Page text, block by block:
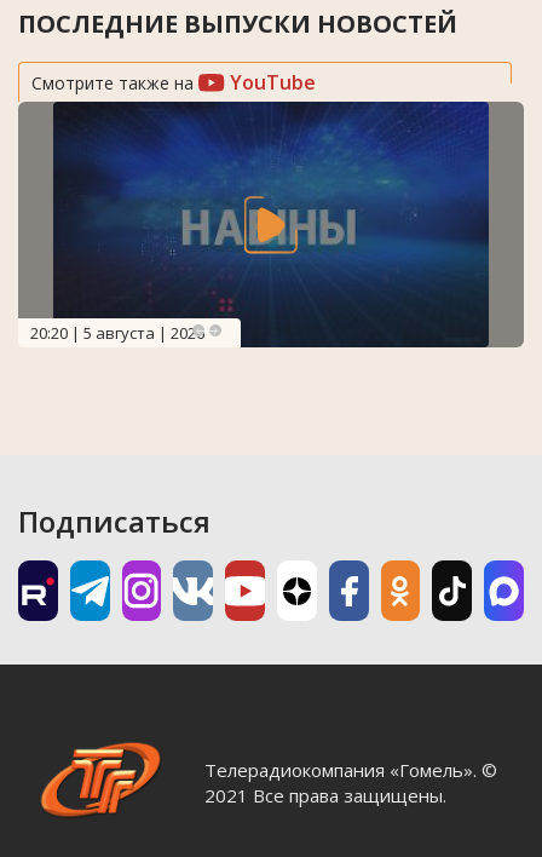
ПОСЛЕДНИЕ ВЫПУСКИ НОВОСТЕЙ
Смотрите также на YouTube
20:20 | 5 августа | 2026
Подписаться
Телерадиокомпания «Гомель». ©
2021 Все права защищены.